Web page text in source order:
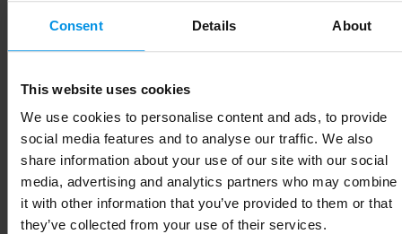
Consent Details About
This website uses cookies
We use cookies to personalise content and ads, to provide
social media features and to analyse our traffic. We also
share information about your use of our site with our social
media, advertising and analytics partners who may combine
it with other information that you’ve provided to them or that
they’ve collected from your use of their services.